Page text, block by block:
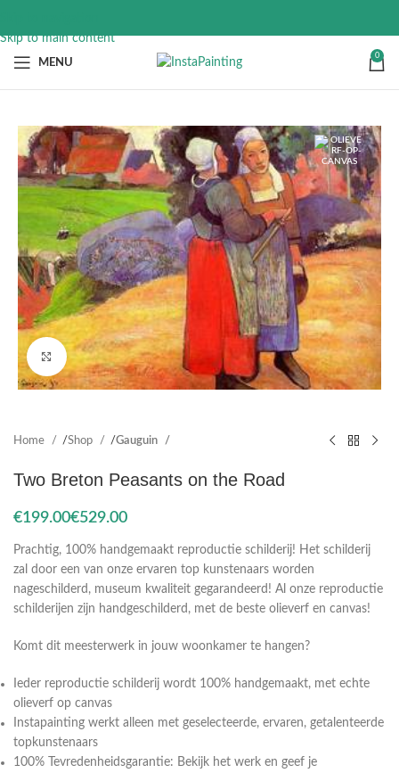
Skip to main content
MENU
0
Click to enlarge
Home Shop Gauguin
Two Breton Peasants on the Road
€ €
Prachtig, 100% handgemaakt reproductie schilderij! Het schilderij
zal door een van onze ervaren top kunstenaars worden
nageschilderd, museum kwaliteit gegarandeerd! Al onze reproductie
schilderijen zijn handgeschilderd, met de beste olieverf en canvas!
Komt dit meesterwerk in jouw woonkamer te hangen?
Ieder reproductie schilderij wordt 100% handgemaakt, met echte
olieverf op canvas
Instapainting werkt alleen met geselecteerde, ervaren, getalenteerde
topkunstenaars
100% Tevredenheidsgarantie: Bekijk het werk en geef je